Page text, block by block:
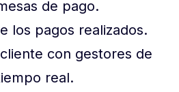
de pago.
los pagos realizados.
con gestores de
real.